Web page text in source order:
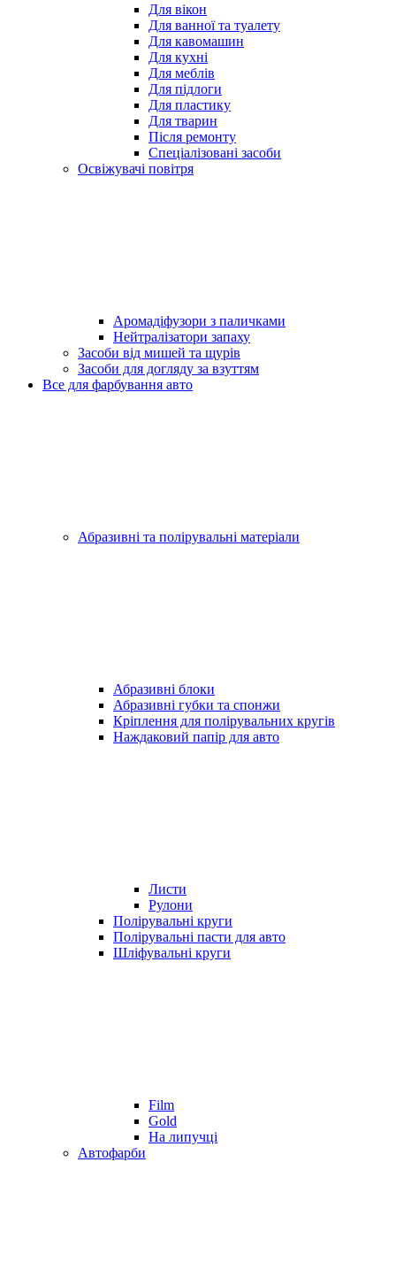
Для вікон
Для ванної та туалету
Для кавомашин
Для кухні
Для меблів
Для підлоги
Для пластику
Для тварин
Після ремонту
Спеціалізовані засоби
Освіжувачі повітря
Аромадіфузори з паличками
Нейтралізатори запаху
Засоби від мишей та щурів
Засоби для догляду за взуттям
Все для фарбування авто
Абразивні та полірувальні матеріали
Абразивні блоки
Абразивні губки та спонжи
Кріплення для полірувальних кругів
Наждаковий папір для авто
Листи
Рулони
Полірувальні круги
Полірувальні пасти для авто
Шліфувальні круги
Film
Gold
На липучці
Автофарби